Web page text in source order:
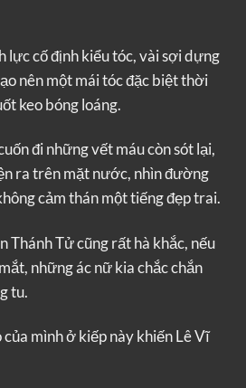
lực cố định kiểu tóc, vài sợi dựng
nên một mái tóc đặc biệt thời
keo bóng loáng.
đi những vết máu còn sót lại,
ra trên mặt nước, nhìn đường
cảm thán một tiếng đẹp trai.
Thánh Tử cũng rất hà khắc, nếu
những ác nữ kia chắc chắn
tu.
mình ở kiếp này khiến Lê Vĩ